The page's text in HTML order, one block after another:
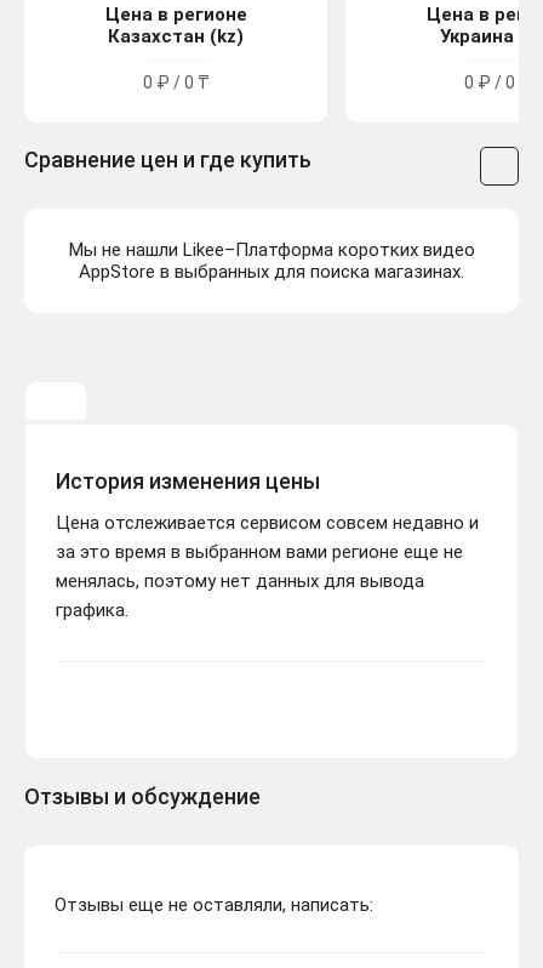
Цена в регионе
Казахстан (kz)
0 ₽ / 0 ₸
Цена в
Украина
0 ₽ / 0 ₴
Сравнение цен и где купить
Мы не нашли Likee–Платформа коротких видео
AppStore в выбранных для поиска магазинах.
История изменения цены
Цена отслеживается сервисом совсем недавно и
за это время в выбранном вами регионе еще не
менялась, поэтому нет данных для вывода
графика.
Отзывы и обсуждение
Отзывы еще не оставляли, написать: